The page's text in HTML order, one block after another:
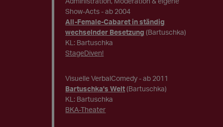
Show-Acts - ab 2004
All-Female-Cabaret in ständig
wechselnder Besetzung (Bartuschka)
KL: Bartuschka
StageDiven!
Visuelle VerbalComedy - ab 2011
Bartuschka's Welt (Bartuschka)
KL: Bartuschka
BKA-Theater